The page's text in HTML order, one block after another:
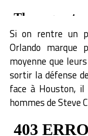
Si on rentre un
Orlando marque
moyenne que
sortir la défense
face à Houston,
hommes de Steve